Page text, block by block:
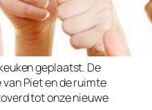
geplaatst. De
Piet en de ruimte
tot onze nieuwe